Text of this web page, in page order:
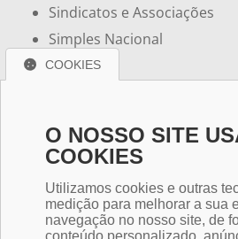
Sindicatos e Associações
Simples Nacional
Redes Sociais
Conheça e siga nossos canais.
pelos nossos perfis e saiba de
COOKIES
O NOSSO SITE
COOKIES
Utilizamos cookies e outras
medição para melhorar a sua
navegação no nosso site, de
conteúdo personalizado,